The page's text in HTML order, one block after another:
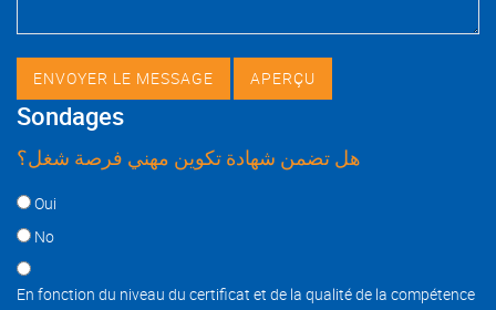
Sondages
هل تضمن شهادة تكوين مهني فرصة شغل؟
Choices
Oui
No
En fonction du niveau du certificat et de la qualité de la compétence